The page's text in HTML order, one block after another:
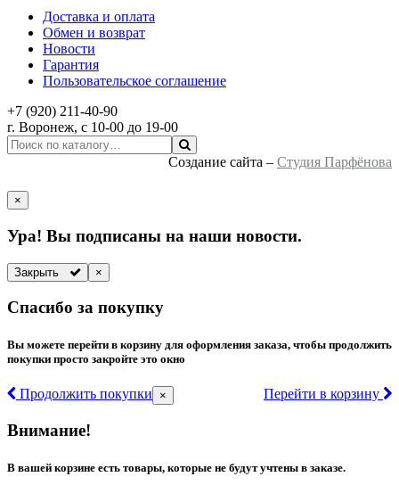
Доставка и оплата
Обмен и возврат
Новости
Гарантия
Пользовательское соглашение
+7 (920) 211-40-90
г. Воронеж, с 10-00 до 19-00
Создание сайта – Студия Парфёнова
×
Ура! Вы подписаны на наши новости.
Закрыть ×
Спасибо за покупку
Вы можете перейти в корзину для оформления заказа, чтобы продолжить
покупки просто закройте это окно
Продолжить покупки Перейти в корзину
×
Внимание!
В вашей корзине есть товары, которые не будут учтены в заказе.